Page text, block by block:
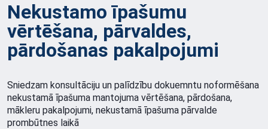
Nekustamo īpašumu
vērtēšana, pārvaldes,
pārdošanas pakalpojumi
Sniedzam konsultāciju un palīdzību dokuemntu noformēšana
nekustamā īpašuma mantojuma vērtēšana, pārdošana,
mākleru pakalpojumi, nekustamā īpašuma pārvalde
prombūtnes laikā